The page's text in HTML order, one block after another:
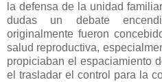
la defensa de la unidad
dudas un debate
originalmente fueron
salud reproductiva,
propiciaban el espaciamiento
el trasladar el control para la